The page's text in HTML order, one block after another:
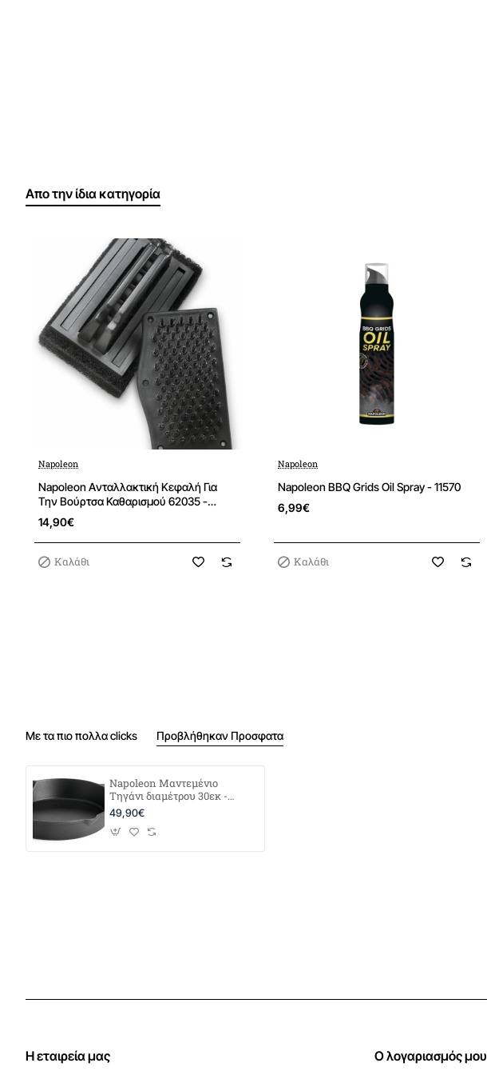
Απο την ίδια κατηγορία
Napoleon
Napoleon Aνταλλακτική Κεφαλή Για
Την Βούρτσα Καθαρισμού 62035 -
70007
14,90€
Καλάθι
Napoleon
Napoleon BBQ Grids Oil Spray - 11570
6,99€
Καλάθι
Με τα πιο πολλα clicks Προβλήθηκαν Προσφατα
Napoleon Μαντεμένιο
Τηγάνι διαμέτρου 30εκ -
56058
49,90€
Η εταιρεία μας Ο λογαριασμός μου